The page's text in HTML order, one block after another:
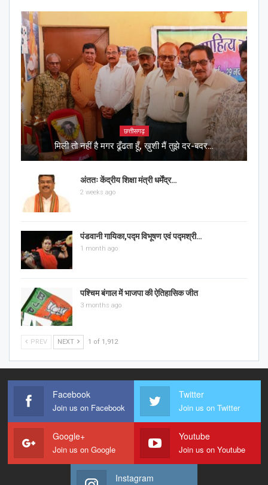
छत्तीसगढ़
मिली तो नहीं है मगर ढूँढता हूँ, ख़ुशी मैं तुझे दर-बदर…
अंततः केंद्रीय शिक्षा मंत्री धर्मेंद्र…
2 weeks ago
पंडवानी गायिका,पद्म विभूषण एवं पद्मश्री…
1 month ago
पश्चिम बंगाल में भाजपा की ऐतिहासिक जीत
3 months ago
PREV NEXT 1 of 1,912
Facebook
Join us on Facebook
Twitter
Join us on Twitter
Google+
Join us on Google
Youtube
Join us on Youtube
Instagram